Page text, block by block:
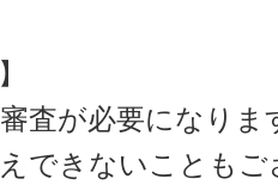
査が必要になりま
できないことも